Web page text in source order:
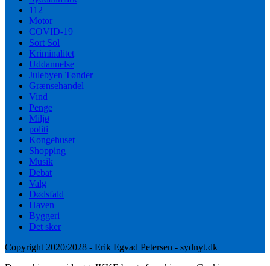
112
Motor
COVID-19
Sort Sol
Kriminalitet
Uddannelse
Julebyen Tønder
Grænsehandel
Vind
Penge
Miljø
politi
Kongehuset
Shopping
Musik
Debat
Valg
Dødsfald
Haven
Byggeri
Det sker
Copyright 2020/2028 - Erik Egvad Petersen - sydnyt.dk